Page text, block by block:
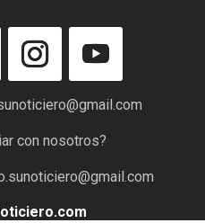
con nosotros?